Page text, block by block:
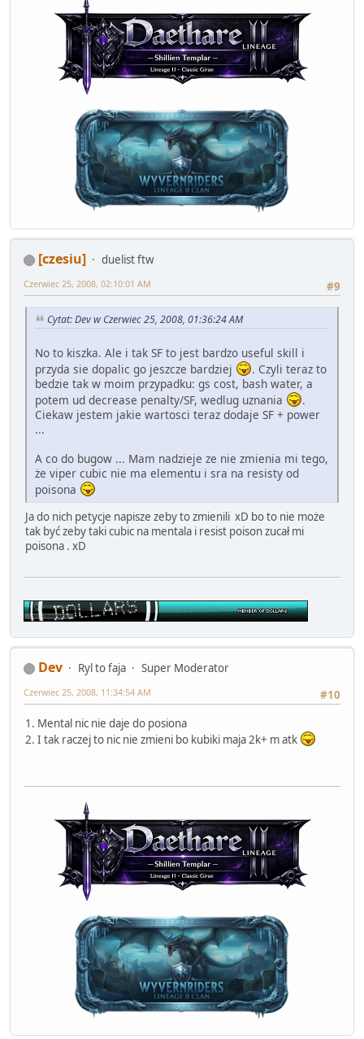
[czesiu]
duelist ftw
#9
Czerwiec 25, 2008, 02:10:01 AM
Cytat: Dev w Czerwiec 25, 2008, 01:36:24 AM
No to kiszka. Ale i tak SF to jest bardzo useful skill i
przyda sie dopalic go jeszcze bardziej
. Czyli teraz to
bedzie tak w moim przypadku: gs cost, bash water, a
potem ud decrease penalty/SF, wedlug uznania
.
Ciekaw jestem jakie wartosci teraz dodaje SF + power
...
A co do bugow ... Mam nadzieje ze nie zmienia mi tego,
że viper cubic nie ma elementu i sra na resisty od
poisona
Ja do nich petycje napisze zeby to zmienili xD bo to nie może
tak być zeby taki cubic na mentala i resist poison zucał mi
poisona . xD
Dev Ryl to faja
Super Moderator
#10
Czerwiec 25, 2008, 11:34:54 AM
1. Mental nic nie daje do posiona
2. I tak raczej to nic nie zmieni bo kubiki maja 2k+ m atk